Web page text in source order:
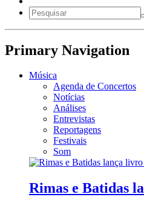
Primary Navigation
Música
Agenda de Concertos
Notícias
Análises
Entrevistas
Reportagens
Festivais
Som
Rimas e Batidas